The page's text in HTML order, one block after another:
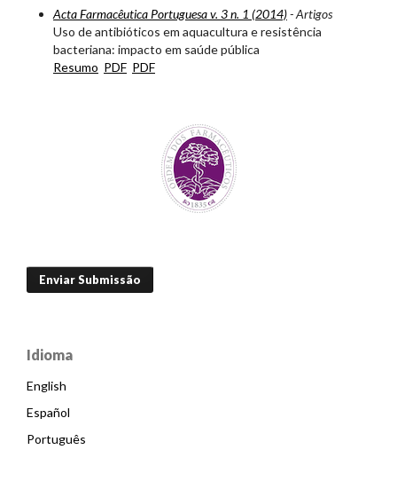
Acta Farmacêutica Portuguesa v. 3 n. 1 (2014)- Artigos
Uso de antibióticos em aquacultura e resistência
bacteriana: impacto em saúde pública
Resumo PDF PDF
Enviar Submissão
Idioma
English
Español
Português